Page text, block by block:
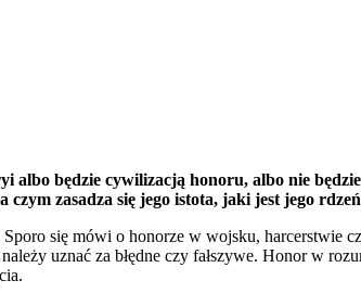
będzie cywilizacją honoru, albo nie
zasadza się jego istota, jaki jest jego
się mówi o honorze w wojsku, harcerstwie
uznać za błędne czy fałszywe. Honor w